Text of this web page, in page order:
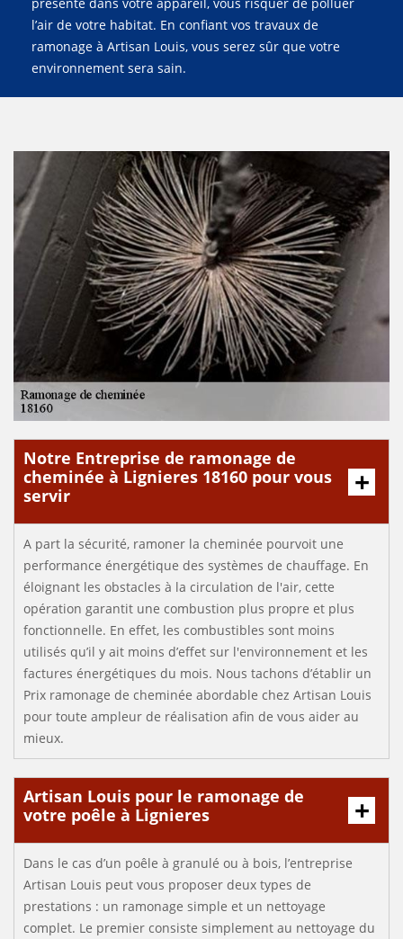
l’air de votre habitat. En confiant vos travaux de
ramonage à Artisan Louis, vous serez sûr que votre
environnement sera sain.
Notre Entreprise de ramonage de
cheminée à Lignieres 18160 pour vous
servir
A part la sécurité, ramoner la cheminée pourvoit une
performance énergétique des systèmes de chauffage. En
éloignant les obstacles à la circulation de l'air, cette
opération garantit une combustion plus propre et plus
fonctionnelle. En effet, les combustibles sont moins
utilisés qu’il y ait moins d’effet sur l'environnement et les
factures énergétiques du mois. Nous tachons d’établir un
Prix ramonage de cheminée abordable chez Artisan Louis
pour toute ampleur de réalisation afin de vous aider au
mieux.
Artisan Louis pour le ramonage de
votre poêle à Lignieres
Dans le cas d’un poêle à granulé ou à bois, l’entreprise
Artisan Louis peut vous proposer deux types de
prestations : un ramonage simple et un nettoyage
complet. Le premier consiste simplement au nettoyage du